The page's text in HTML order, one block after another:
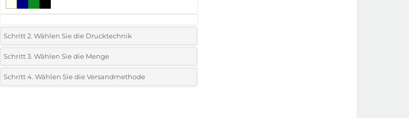
Schritt 2. Wählen Sie die Drucktechnik
*Wählen Sie die Druck- und Farbtechniken für Ihr Logo:
1 Farbig (Oberseite)
Schritt 3. Wählen Sie die Menge
*Bitte wählen Sie Ihre gewünschte Menge
Schritt 4. Wählen Sie die Versandmethode